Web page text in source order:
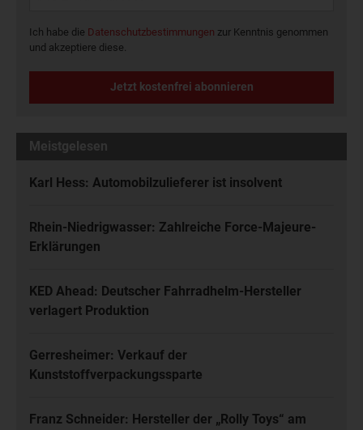
Ich habe die Datenschutzbestimmungen zur Kenntnis genommen
und akzeptiere diese.
Jetzt kostenfrei abonnieren
Meistgelesen
Karl Hess: Automobilzulieferer ist insolvent
Rhein-Niedrigwasser: Zahlreiche Force-Majeure-
Erklärungen
KED Ahead: Deutscher Fahrradhelm-Hersteller
verlagert Produktion
Gerresheimer: Verkauf der
Kunststoffverpackungssparte
Franz Schneider: Hersteller der „Rolly Toys“ am